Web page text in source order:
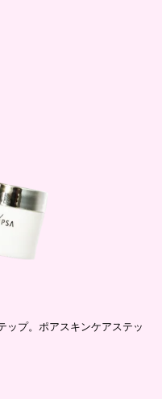
ップ。ポアスキンケアステッ